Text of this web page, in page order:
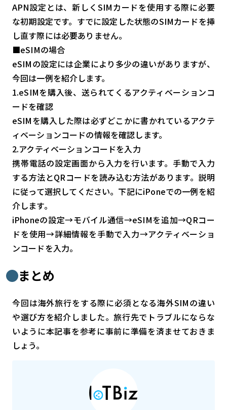
APN設定とは、新しくSIMカードを使用する際に必要
な初期設定です。すでに設定した状態のSIMカードを挿
し直す際には必要ありません。
■eSIMの場合
eSIMの設定には企業により多少の違いがありますが、
今回は一例を紹介します。
1.eSIMを購入後、送られてくるアクティベーションコ
ードを確認
eSIMを購入した際は必ずどこかに書かれているアクテ
ィベーションコードの情報を確認します。
2.アクティベーションコードを入力
携帯電話の設定画面から入力を行います。手動で入力
する方法とQRコードを読み込む方法があります。説明
に従って選択してください。下記にiPoneでの一例を紹
介します。
iPhoneの設定→モバイル通信→eSIMを追加→QRコー
ドを使用→詳細情報を手動で入力→アクティベーショ
ンコードを入力。
まとめ
今回は海外旅行をする際に必須となる海外SIMの違い
や選び方を紹介しました。旅行先でトラブルにならな
いように本記事を参考に事前に準備を済ませておきま
しょう。